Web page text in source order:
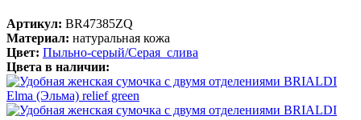
Артикул: BR47385ZQ
Материал: натуральная кожа
Цвет: Пыльно-серый/Серая_слива
Цвета в наличии: